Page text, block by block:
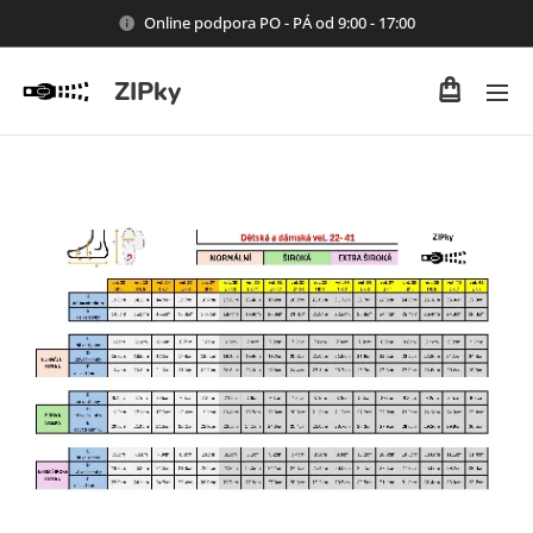
Online podpora PO - PÁ od 9:00 - 17:00
ZIPky